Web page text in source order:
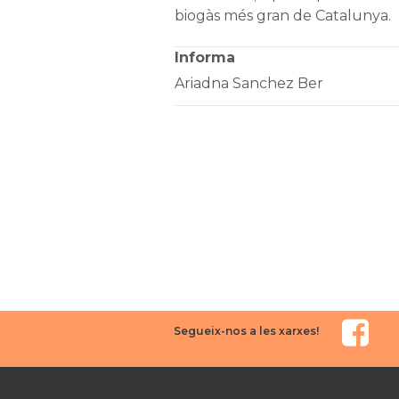
biogàs més gran de Catalunya.
Informa
Ariadna Sanchez Ber
Segueix-nos a les xarxes!